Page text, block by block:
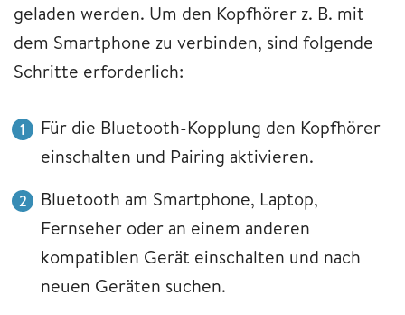
geladen werden. Um den Kopfhörer z. B. mit
dem Smartphone zu verbinden, sind folgende
Schritte erforderlich:
Für die Bluetooth-Kopplung den Kopfhörer
einschalten und Pairing aktivieren.
Bluetooth am Smartphone, Laptop,
Fernseher oder an einem anderen
kompatiblen Gerät einschalten und nach
neuen Geräten suchen.